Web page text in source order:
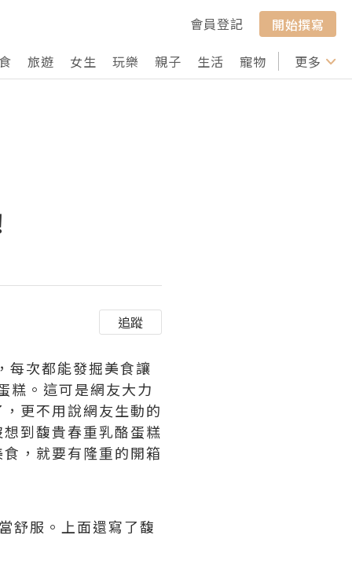
會員登記
開始撰寫
旅遊 女生 玩樂 親子 生活 寵物 行山 打卡
更多
追蹤
每次都能發掘美食讓
糕。這可是網友大力
更不用說網友生動的
到馥貴春重乳酪蛋糕
，就要有隆重的開箱
舒服。上面還寫了馥